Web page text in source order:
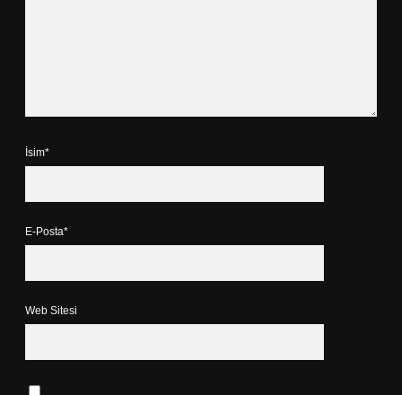
İsim*
E-Posta*
Web Sitesi